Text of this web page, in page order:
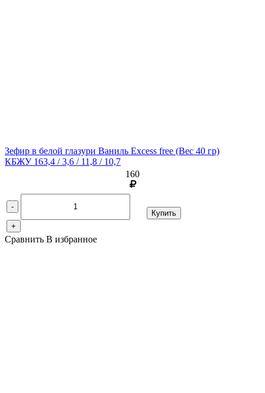
Зефир в белой глазури Ваниль Excess free (Вес 40 гр)
КБЖУ 163,4 / 3,6 / 11,8 / 10,7
160
-
+
Купить
Сравнить В избранное